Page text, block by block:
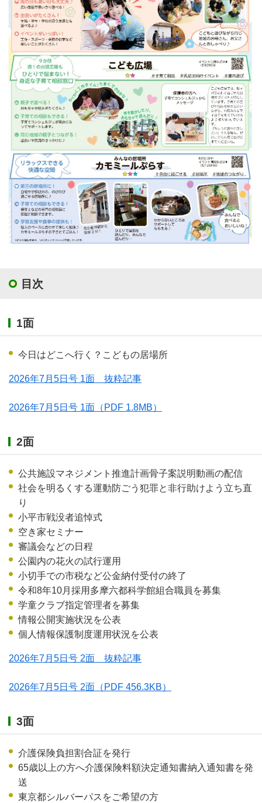
目次
1面
今日はどこへ行く？こどもの居場所
2026年7月5日号 1面 抜粋記事
2026年7月5日号 1面 （PDF 1.8MB）
2面
公共施設マネジメント推進計画骨子案説明動画の配信
社会を明るくする運動防ごう犯罪と非行助けよう立ち直
り
小平市戦没者追悼式
空き家セミナー
審議会などの日程
公園内の花火の試行運用
小切手での市税など公金納付受付の終了
令和8年10月採用多摩六都科学館組合職員を募集
学童クラブ指定管理者を募集
情報公開実施状況を公表
個人情報保護制度運用状況を公表
2026年7月5日号 2面 抜粋記事
2026年7月5日号 2面 （PDF 456.3KB）
3面
介護保険負担割合証を発行
65歳以上の方へ介護保険料額決定通知書納入通知書を発
送
東京都シルバーパスをご希望の方